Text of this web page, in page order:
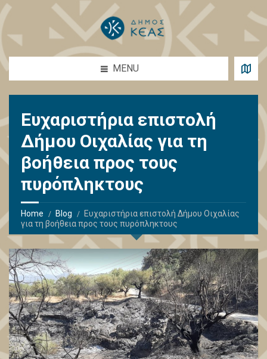
MENU
Ευχαριστήρια επιστολή
Δήμου Οιχαλίας για τη
βοήθεια προς τους
πυρόπληκτους
Home Blog
Ευχαριστήρια επιστολή Δήμου Οιχαλίας
για τη βοήθεια προς τους πυρόπληκτους